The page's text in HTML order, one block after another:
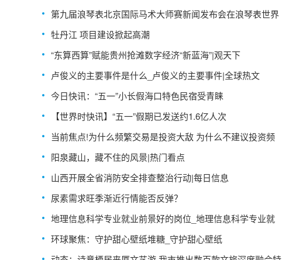
执行到位逾78亿元
第九届浪琴表北京国际马术大师赛新闻发布会在浪琴表世界
马术学院举办
牡丹江 项目建设掀起高潮
“东算西算”赋能贵州抢滩数字经济“新蓝海”|观天下
卢俊义的主要事件是什么_卢俊义的主要事件|全球热文
今日快讯：“五一”小长假海口特色民宿受青睐
【世界时快讯】“五一”假期已发送约1.6亿人次
当前焦点!为什么频繁交易是投资大敌 为什么不建议投资频
繁交易
阳泉藏山，藏不住的风景|热门看点
山西开展全省消防安全排查整治行动|每日信息
尿素需求旺季渐近行情能否反弹？
地理信息科学专业就业前景好的岗位_地理信息科学专业就
业前景
环球聚焦：守护甜心壁纸堆糖_守护甜心壁纸